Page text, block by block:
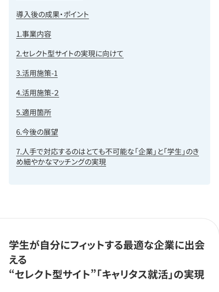
導入後の成果・ポイント
1.事業内容
2.セレクト型サイトの実現に向けて
3.活用施策-1
4.活用施策-２
5.適用箇所
6.今後の展望
7.人手で対応するのはとても不可能な「企業」と「学生」のき
め細やかなマッチングの実現
学生が自分にフィットする最適な企業に出会
える
“セレクト型サイト”「キャリタス就活」の実現